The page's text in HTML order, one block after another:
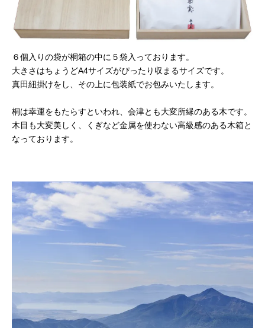
６個入りの袋が桐箱の中に５袋入っております。
大きさはちょうどA4サイズがぴったり収まるサイズです。
真田紐掛けをし、その上に包装紙でお包みいたします。
桐は幸運をもたらすといわれ、会津とも大変所縁のある木です。
木目も大変美しく、くぎなど金属を使わない高級感のある木箱と
なっております。